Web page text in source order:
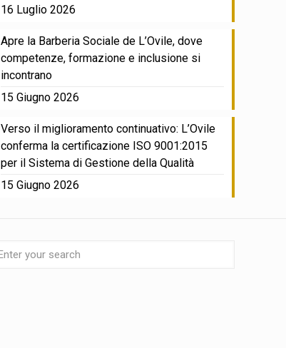
16 Luglio 2026
Apre la Barberia Sociale de L’Ovile, dove
competenze, formazione e inclusione si
incontrano
15 Giugno 2026
Verso il miglioramento continuativo: L’Ovile
conferma la certificazione ISO 9001:2015
per il Sistema di Gestione della Qualità
15 Giugno 2026